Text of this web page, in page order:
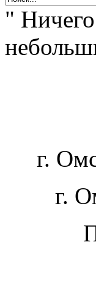
"
г.
г.